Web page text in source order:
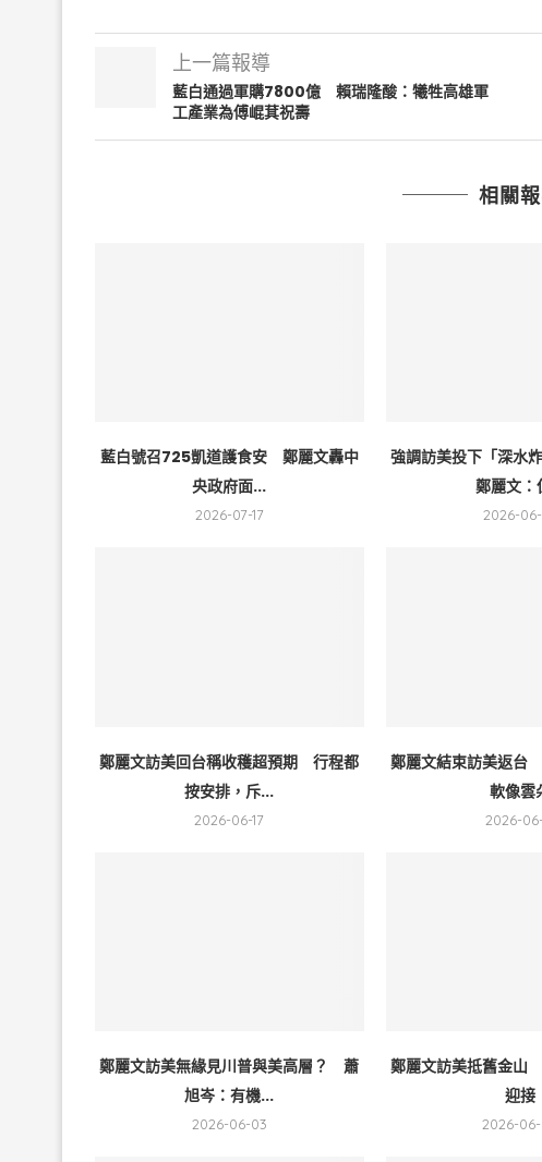
上一篇報導
藍白通過軍購7800億 賴瑞隆酸：犧牲高雄軍
工產業為傅崐萁祝壽
相關
藍白號召725凱道護食安 鄭麗文轟中
央政府面...
2026-07-17
強調訪美投下「深水
鄭麗文：
2026-
鄭麗文訪美回台稱收穫超預期 行程都
按安排，斥...
2026-06-17
鄭麗文結束訪美返台
軟像雲
2026-06-
鄭麗文訪美無緣見川普與美高層？ 蕭
旭岑：有機...
2026-06-03
鄭麗文訪美抵舊金山
迎接
2026-